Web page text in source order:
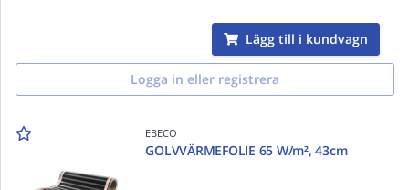
Lägg till i kundvagn
Logga in eller registrera
EBECO
GOLVVÄRMEFOLIE 65 W/m², 43cm